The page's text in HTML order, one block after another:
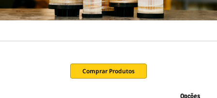
Comprar Produtos
Opções